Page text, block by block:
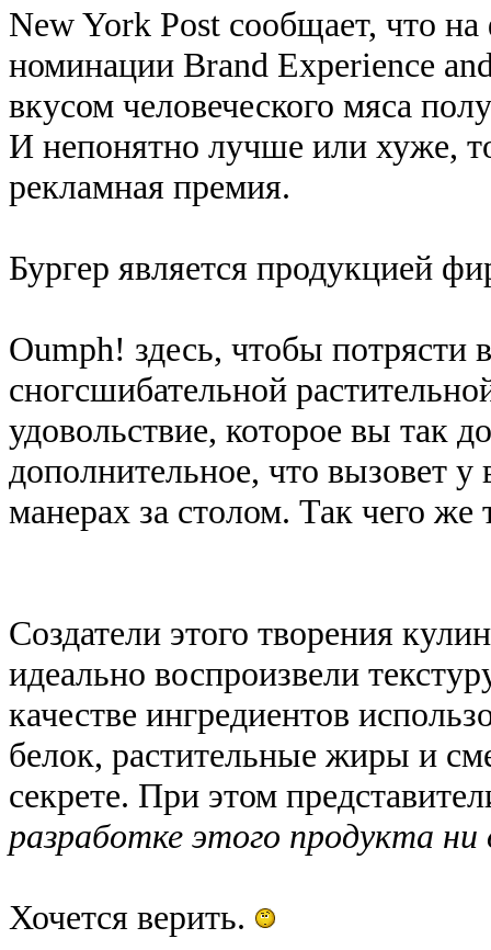
New York Post сообщает, что
номинации Brand Experience
вкусом человеческого мяса
И непонятно лучше или хуже,
рекламная премия.
Бургер является продукцией
Oumph! здесь, чтобы
сногсшибательной
удовольствие, которое вы так
дополнительное, что вызовет
манерах за столом. Так чего
Создатели этого творения
идеально воспроизвели
качестве ингредиентов
белок, растительные жиры и
секрете. При этом
разработке этого продукта ни
Хочется верить.